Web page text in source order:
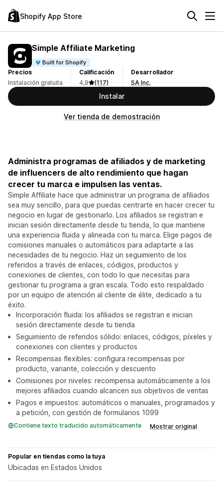
Shopify App Store
Simple Affiliate Marketing
Built for Shopify
Precios
Instalación gratuita
Calificación
4,9
(117)
Desarrollador
SA Inc.
Instalar
Ver tienda de demostración
Administra programas de afiliados y de marketing
de influencers de alto rendimiento que hagan
crecer tu marca e impulsen las ventas.
Simple Affiliate hace que administrar un programa de afiliados
sea muy sencillo, para que puedas centrarte en hacer crecer tu
negocio en lugar de gestionarlo. Los afiliados se registran e
inician sesión directamente desde tu tienda, lo que mantiene
una experiencia fluida y alineada con tu marca. Elige pagos de
comisiones manuales o automáticos para adaptarte a las
necesidades de tu negocio. Haz un seguimiento de los
referidos a través de enlaces, códigos, productos y
conexiones de clientes, con todo lo que necesitas para
gestionar tu programa a gran escala. Todo esto respaldado
por un equipo de atención al cliente de élite, dedicado a tu
éxito.
Incorporación fluida: los afiliados se registran e inician
sesión directamente desde tu tienda
Seguimiento de referidos sólido: enlaces, códigos, píxeles y
conexiones con clientes y productos
Recompensas flexibles: configura recompensas por
producto, variante, colección y descuento
Comisiones por niveles: recompensa automáticamente a los
mejores afiliados cuando alcancen sus objetivos de ventas
Pagos e impuestos: automáticos o manuales, programados y
a petición, con gestión de formularios 1099
Contiene texto traducido automáticamente Mostrar original
Popular en tiendas como la tuya
Ubicadas en Estados Unidos